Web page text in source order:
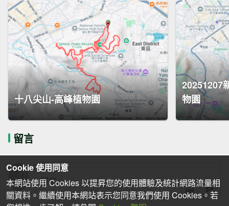
十八尖山-高峰植物園
20251207
物園
留言
Cookie 使用同意
本網站使用 Cookies 以提昇您的使用體驗及統計網路流量相
關資料。繼續使用本網站表示您同意我們使用 Cookies。若